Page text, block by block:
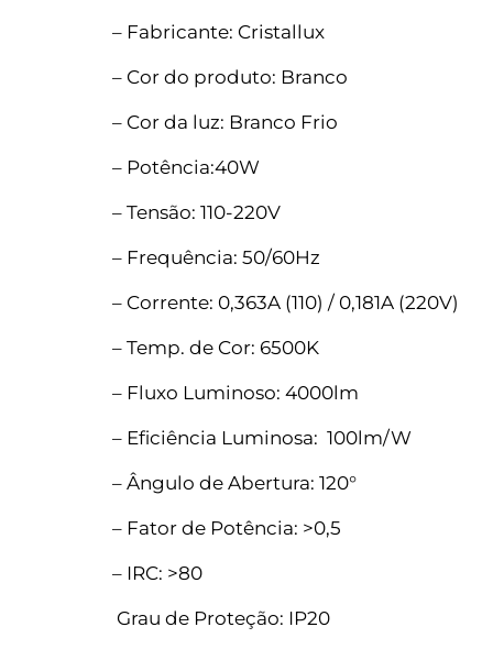
– Fabricante: Cristallux
– Cor do produto: Branco
– Cor da luz: Branco Frio
– Potência:40W
– Tensão: 110-220V
– Frequência: 50/60Hz
– Corrente: 0,363A (110) / 0,181A (220V)
– Temp. de Cor: 6500K
– Fluxo Luminoso: 4000lm
– Eficiência Luminosa: 100lm/W
– Ângulo de Abertura: 120°
– Fator de Potência: >0,5
– IRC: >80
Grau de Proteção: IP20